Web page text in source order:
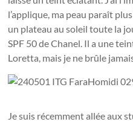
l’applique, ma peau paraît
un plateau au soleil toute la
SPF 50 de Chanel. Il a une
Loretta, mais je ne brûle
Je suis récemment allée aux